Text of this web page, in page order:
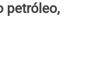
petróleo,